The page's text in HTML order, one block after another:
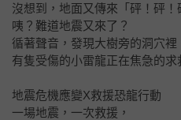
沒想到，地面又傳來「砰！砰
咦？難道地震又來了？
循著聲音，發現大樹旁的洞穴裡
有隻受傷的小雷龍正在焦急的
地震危機應變X救援恐龍行動
一場地震，一次救援，